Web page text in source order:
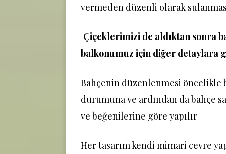
vermeden düzenli olarak
Çiçeklerimizi de aldıktan sonra
balkonumuz için diğer detaylara
Bahçenin düzenlenmesi öncelikle
durumuna ve ardından da bahçe
ve beğenilerine göre yapılır
Her tasarım kendi mimari çevre